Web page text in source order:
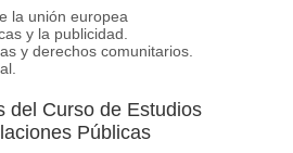
la unión europea
y la publicidad.
y derechos comunitarios.
del Curso de Estudios
Públicas